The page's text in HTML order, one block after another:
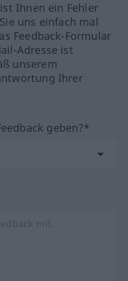
Ihnen ein Fehler
uns einfach mal
Feedback-Formular
Adresse ist
unserem
Ihrer
geben?*